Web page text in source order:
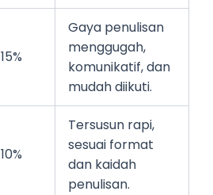
15%
Gaya penulisan
menggugah,
komunikatif, dan
mudah diikuti.
10%
Tersusun rapi,
sesuai format
dan kaidah
penulisan.